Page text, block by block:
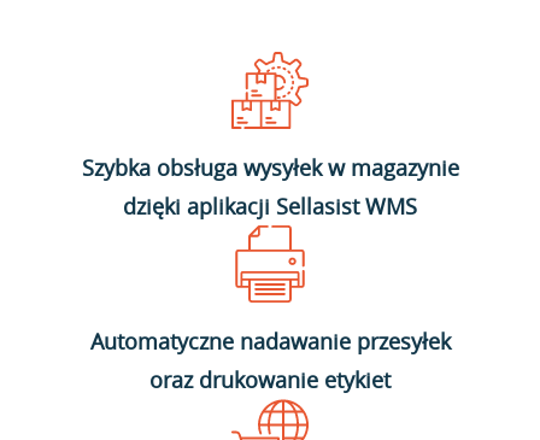
Szybka obsługa wysyłek w magazynie
dzięki aplikacji Sellasist WMS
Automatyczne nadawanie przesyłek
oraz drukowanie etykiet